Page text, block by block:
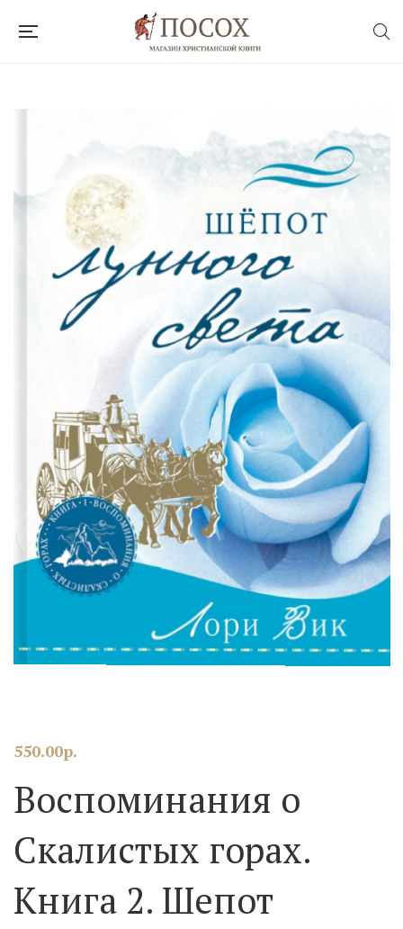
550.00р.
Воспоминания о
Скалистых горах.
Книга 2. Шепот